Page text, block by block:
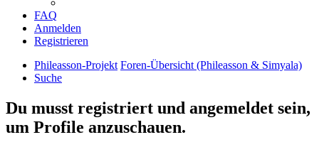
FAQ
Anmelden
Registrieren
Phileasson-Projekt Foren-Übersicht (Phileasson & Simyala)
Suche
Du musst registriert und angemeldet sein,
um Profile anzuschauen.